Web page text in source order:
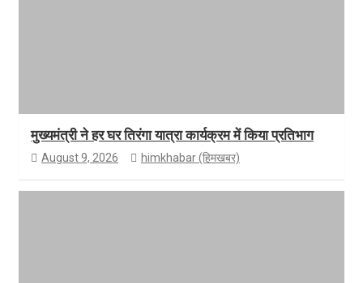
मुख्यमंत्री ने हर घर तिरंगा यात्रा कार्यक्रम में किया प्रतिभाग
August 9, 2026 himkhabar (हिमखबर)